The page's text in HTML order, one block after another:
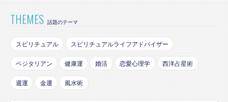
THEMES 話題のテーマ
スピリチュアル スピリチュアルライフアドバイザー
ベジタリアン 健康運 婚活 恋愛心理学 西洋占星術
週運 金運 風水術